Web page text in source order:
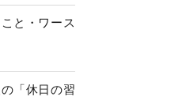
と・ワース
「休日の習